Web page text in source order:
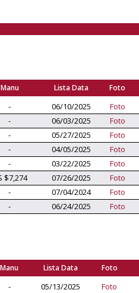
Manu Lista Data Foto
- 06/10/2025 Foto
- 06/03/2025 Foto
- 05/27/2025 Foto
- 04/05/2025 Foto
- 03/22/2025 Foto
$7,274 07/26/2025 Foto
- 07/04/2024 Foto
- 06/24/2025 Foto
Manu Lista Data Foto
- 05/13/2025 Foto